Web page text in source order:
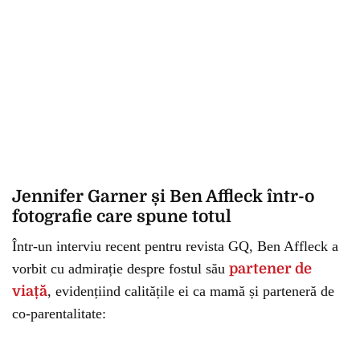
Jennifer Garner și Ben Affleck într-o
fotografie care spune totul
Într-un interviu recent pentru revista GQ, Ben Affleck a
vorbit cu admirație despre fostul său partener de
viață, evidențiind calitățile ei ca mamă și parteneră de
co-parentalitate: